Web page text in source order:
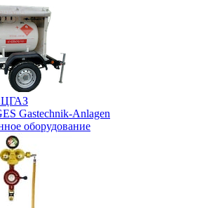
Gastechnik-Anlagen
оборудование